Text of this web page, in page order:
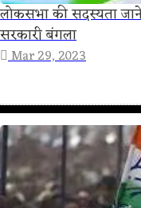
लोकसभा की सदस्यता
सरकारी बंगला
Mar 29, 2023